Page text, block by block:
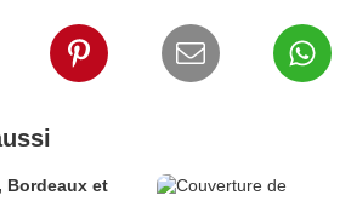
Bordeaux et